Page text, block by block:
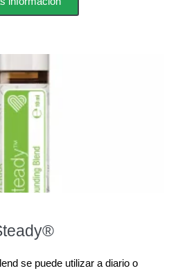
se puede utilizar a diario o